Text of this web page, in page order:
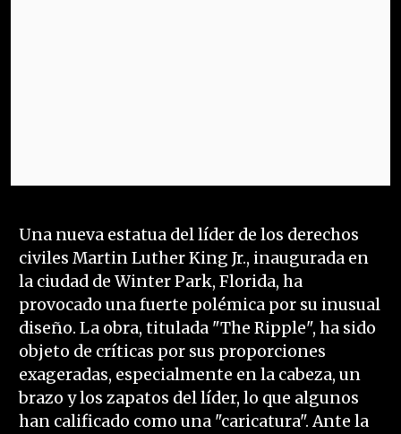
Una nueva estatua del líder de los derechos
civiles Martin Luther King Jr., inaugurada en
la ciudad de Winter Park, Florida, ha
provocado una fuerte polémica por su inusual
diseño. La obra, titulada "The Ripple", ha sido
objeto de críticas por sus proporciones
exageradas, especialmente en la cabeza, un
brazo y los zapatos del líder, lo que algunos
han calificado como una "caricatura". Ante la